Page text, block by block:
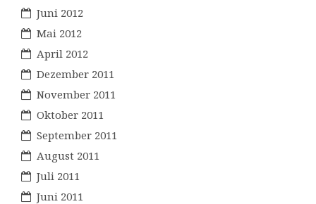
Juni 2012
Mai 2012
April 2012
Dezember 2011
November 2011
Oktober 2011
September 2011
August 2011
Juli 2011
Juni 2011